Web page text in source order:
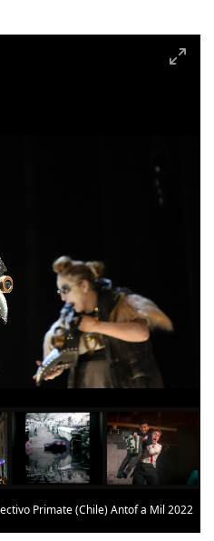
Primate (Chile) Antof a Mil 2022